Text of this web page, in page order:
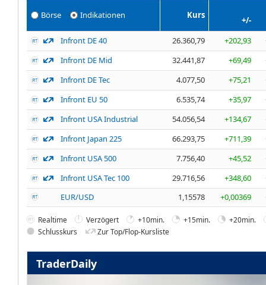
Börse Indikationen Kurs
+/-
Infront DE 40
26.360,79 +202,93
Infront DE Mid
32.441,87 +69,49
Infront DE Tec
4.077,50 +75,21
Infront EU 50
6.535,74 +35,97
Infront USA Industrial
54.056,54 +134,67
Infront Japan 225
66.293,75 +711,39
Infront USA 500
7.756,40 +45,52
Infront USA Tec 100
29.716,56 +348,60
EUR/USD
1,15578 +0,00369
Realtime Verzögert +10min. +15min.
+20min.
Schlusskurs
Zur Top/Flop-Kursliste
TraderDaily